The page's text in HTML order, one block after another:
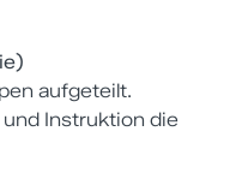
aufgeteilt.
Instruktion die